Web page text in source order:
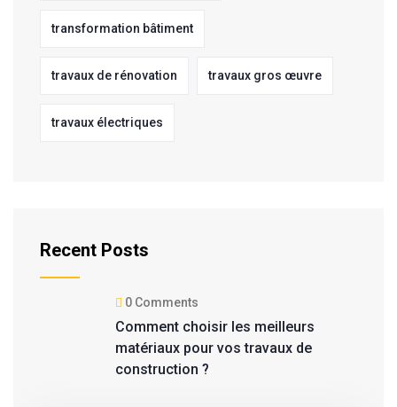
transformation bâtiment
travaux de rénovation travaux gros œuvre
travaux électriques
Recent Posts
0 Comments
Comment choisir les meilleurs
matériaux pour vos travaux de
construction ?